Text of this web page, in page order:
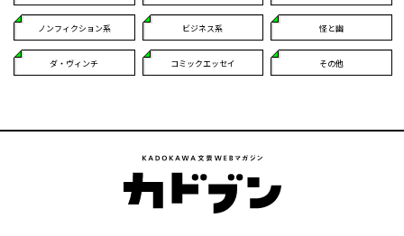
ノンフィクション系 ビジネス系 怪と幽
ダ・ヴィンチ コミックエッセイ その他